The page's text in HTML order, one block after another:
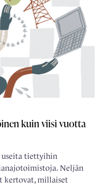
kuin viisi vuotta
useita tiettyihin
Neljän
kertovat, millaiset